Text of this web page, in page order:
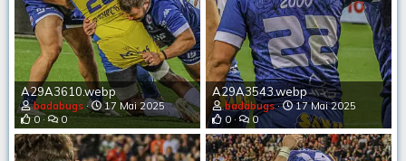
A29A3610.webp
badabugs
17 Mai 2025
0
0
A29A3543.webp
badabugs
17 Mai 2025
0
0